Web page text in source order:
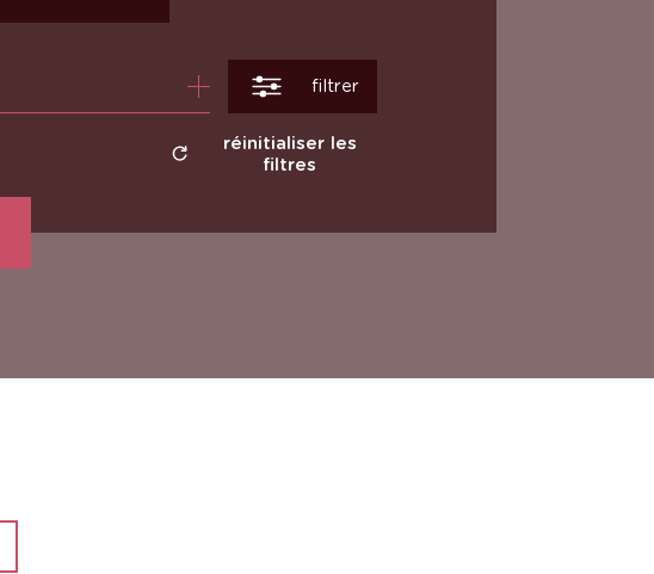
filtrer
réinitialiser les
filtres